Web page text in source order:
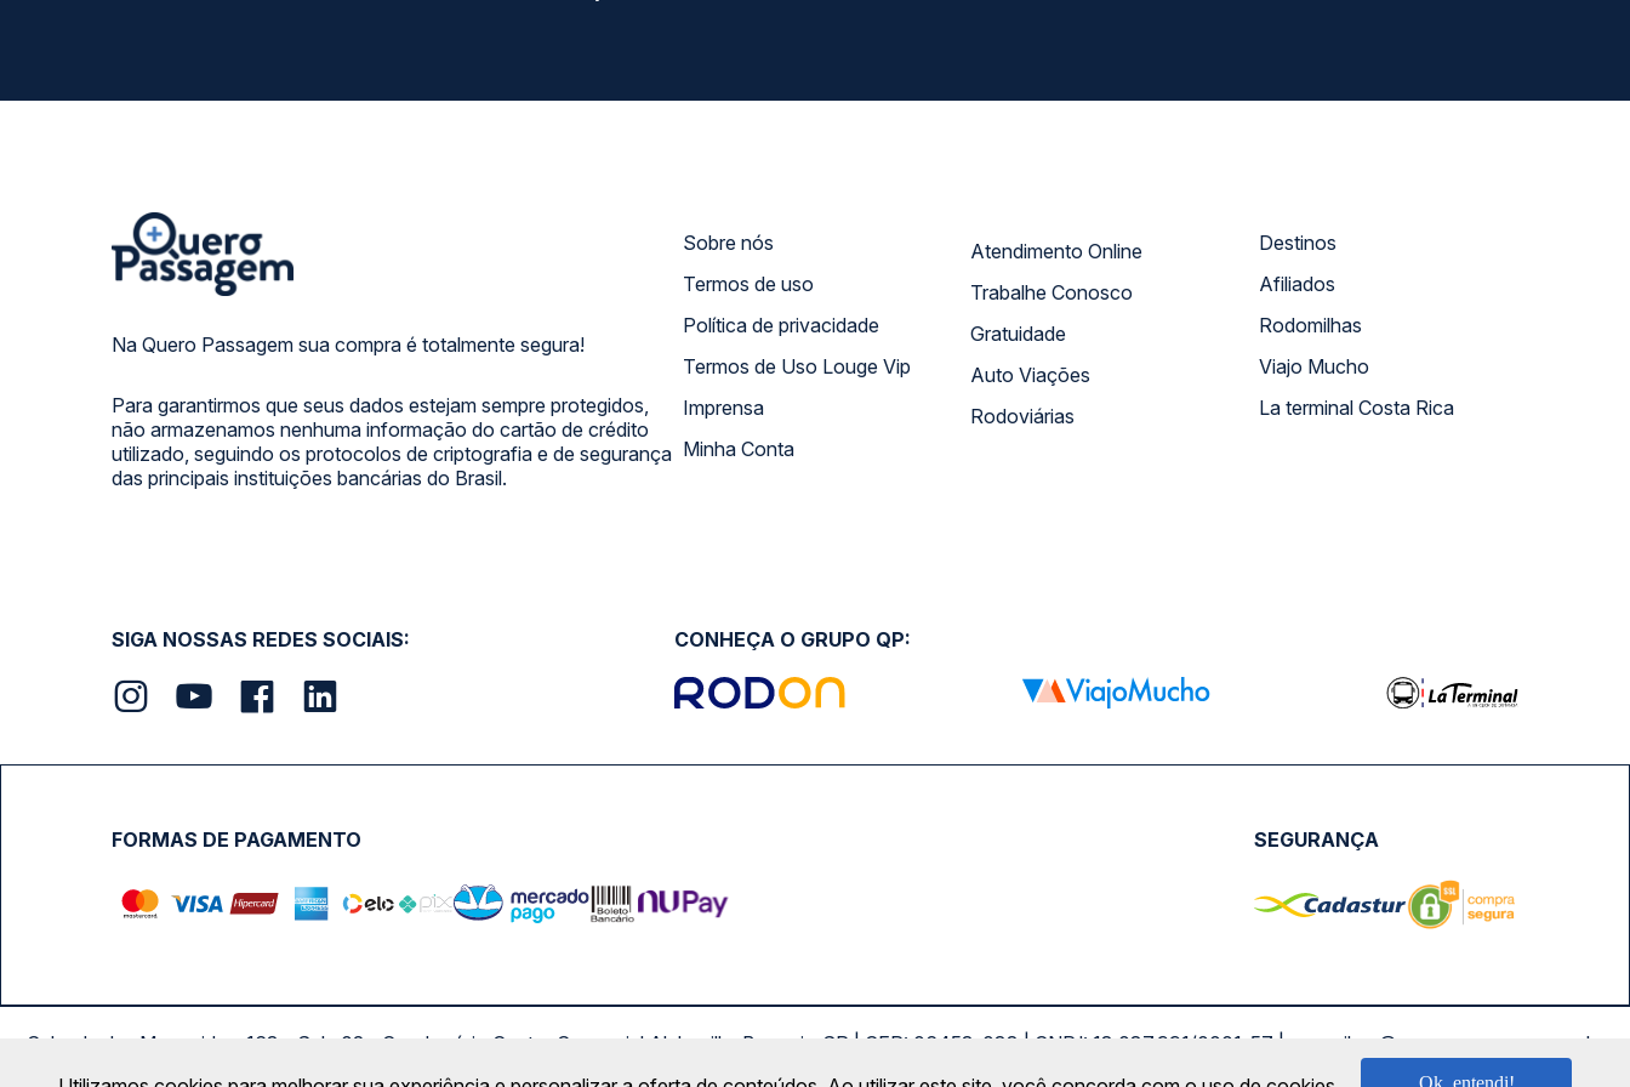
Na Quero Passagem sua compra é totalmente segura!
Para garantirmos que seus dados estejam sempre protegidos,
não armazenamos nenhuma informação do cartão de crédito
utilizado, seguindo os protocolos de criptografia e de segurança
das principais instituições bancárias do Brasil.
Sobre nós
Termos de uso
Política de privacidade
Termos de Uso Louge Vip
Imprensa
Minha Conta
Atendimento Online
Trabalhe Conosco
Gratuidade
Auto Viações
Rodoviárias
Destinos
Afiliados
Rodomilhas
Viajo Mucho
La terminal Costa Rica
SIGA NOSSAS REDES SOCIAIS: CONHEÇA O GRUPO QP:
FORMAS DE PAGAMENTO SEGURANÇA
Calçada das Margaridas, 163 - Sala 02 - Condomínio Centro Comercial Alphaville, Barueri - SP | CEP: 06453-038 | CNPJ: 18.087.991/0001-57 | saconibus@queropassagem.com.br
Copyright 2026 © QueroPassagem.com.br